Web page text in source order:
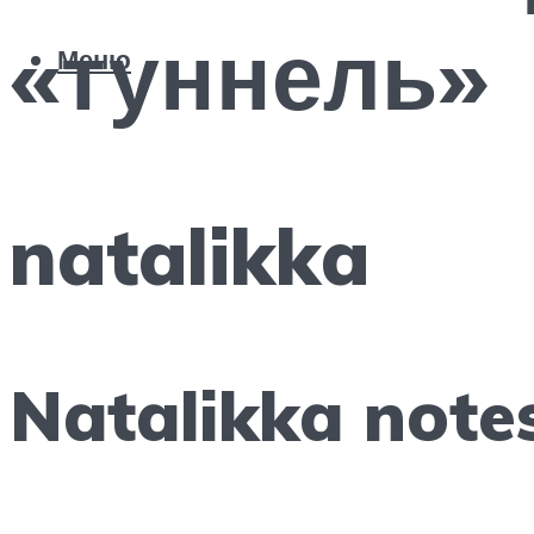
Меню
«туннель»
natalikka
Natalikka